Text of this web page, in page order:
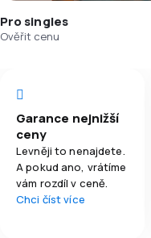
Pro singles
Ověřit cenu
Garance nejnižší
ceny
Levněji to nenajdete.
A pokud ano, vrátíme
vám rozdíl v ceně.
Chci číst více